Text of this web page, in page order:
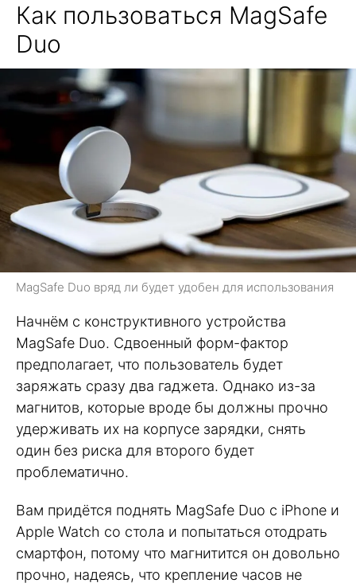
Как пользоваться MagSafe
Duo
MagSafe Duo вряд ли будет удобен для использования
Начнём с конструктивного устройства
MagSafe Duo. Сдвоенный форм-фактор
предполагает, что пользователь будет
заряжать сразу два гаджета. Однако из-за
магнитов, которые вроде бы должны прочно
удерживать их на корпусе зарядки, снять
один без риска для второго будет
проблематично.
Вам придётся поднять MagSafe Duo с iPhone и
Apple Watch со стола и попытаться отодрать
смартфон, потому что магнитится он довольно
прочно, надеясь, что крепление часов не